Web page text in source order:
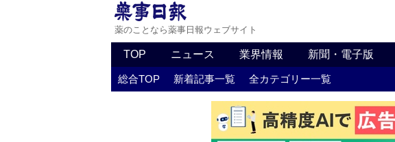
薬のことなら薬事日報ウェブサイト
TOP ニュース 業界情報 新聞・電子版
総合TOP 新着記事一覧 全カテゴリー一覧